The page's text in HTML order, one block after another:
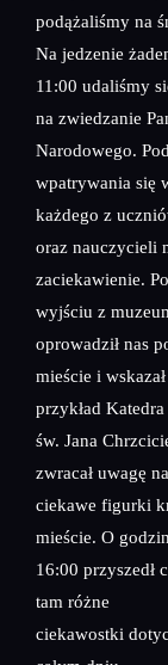
podążaliśmy na
Na jedzenie
11:00 udaliśmy
na zwiedzanie
Narodowego.
wpatrywania się
każdego z
oraz nauczycieli
zaciekawienie. Po
wyjściu z
oprowadził nas
mieście i
przykład Katedra
św. Jana
zwracał uwagę na
ciekawe figurki
mieście. O
16:00 przyszedł
tam różne
ciekawostki